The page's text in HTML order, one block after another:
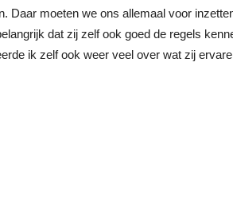
Daar moeten we ons allemaal voor
dat zij zelf ook goed de regels
ik zelf ook weer veel over wat zij